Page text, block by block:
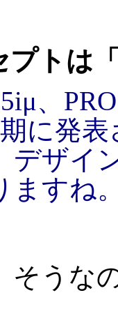
プトは
、
に発
デザイ
ますね
うな